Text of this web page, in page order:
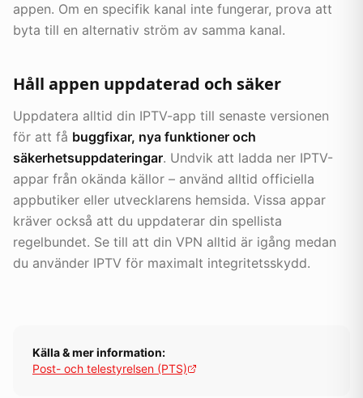
appen. Om en specifik kanal inte fungerar, prova att
byta till en alternativ ström av samma kanal.
Håll appen uppdaterad och säker
Uppdatera alltid din IPTV-app till senaste versionen
för att få buggfixar, nya funktioner och
säkerhetsuppdateringar. Undvik att ladda ner IPTV-
appar från okända källor – använd alltid officiella
appbutiker eller utvecklarens hemsida. Vissa appar
kräver också att du uppdaterar din spellista
regelbundet. Se till att din VPN alltid är igång medan
du använder IPTV för maximalt integritetsskydd.
Källa & mer information:
Post- och telestyrelsen (PTS)